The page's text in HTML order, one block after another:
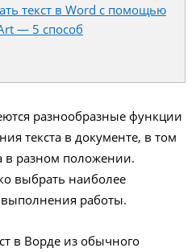
текст в Word с помощью
— 5 способ
разнообразные функции
текста в документе, в том
в разном положении.
выбрать наиболее
работы.
в Ворде из обычного